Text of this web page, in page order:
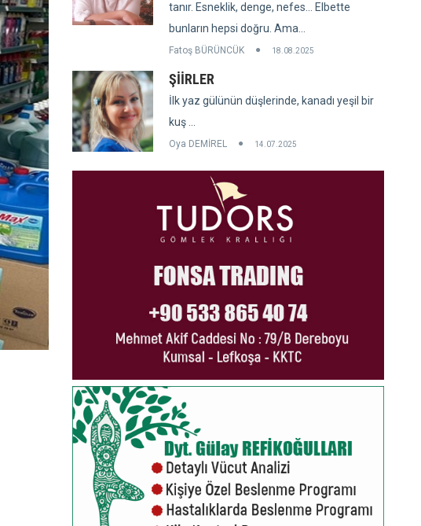
tanır. Esneklik, denge, nefes... Elbette
bunların hepsi doğru. Ama...
Fatoş BÜRÜNCÜK 18.08.2025
ŞİİRLER
İlk yaz gülünün düşlerinde, kanadı yeşil bir
kuş ...
Oya DEMİREL 14.07.2025